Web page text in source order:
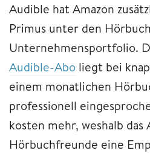
Audible hat Amazon
Primus unter den
Unternehmensportfolio.
Audible-Abo liegt bei
einem monatlichen
professionell
kosten mehr, weshalb das
Hörbuchfreunde eine